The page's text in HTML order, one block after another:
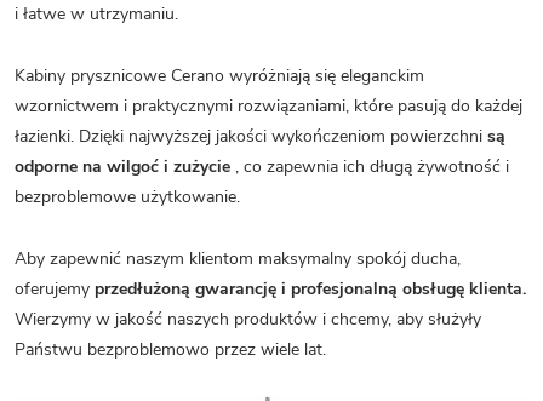
i łatwe w utrzymaniu.
Kabiny prysznicowe Cerano wyróżniają się eleganckim
wzornictwem i praktycznymi rozwiązaniami, które pasują do każdej
łazienki. Dzięki najwyższej jakości wykończeniom powierzchni są
odporne na wilgoć i zużycie , co zapewnia ich długą żywotność i
bezproblemowe użytkowanie.
Aby zapewnić naszym klientom maksymalny spokój ducha,
oferujemy przedłużoną gwarancję i profesjonalną obsługę klienta.
Wierzymy w jakość naszych produktów i chcemy, aby służyły
Państwu bezproblemowo przez wiele lat.